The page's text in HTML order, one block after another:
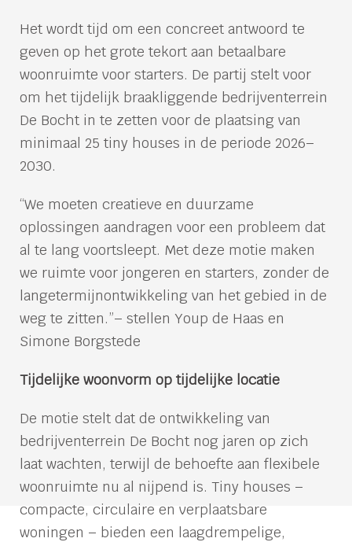
Het wordt tijd om een concreet antwoord te
geven op het grote tekort aan betaalbare
woonruimte voor starters. De partij stelt voor
om het tijdelijk braakliggende bedrijventerrein
De Bocht in te zetten voor de plaatsing van
minimaal 25 tiny houses in de periode 2026–
2030.
“We moeten creatieve en duurzame
oplossingen aandragen voor een probleem dat
al te lang voortsleept. Met deze motie maken
we ruimte voor jongeren en starters, zonder de
langetermijnontwikkeling van het gebied in de
weg te zitten.”– stellen Youp de Haas en
Simone Borgstede
Tijdelijke woonvorm op tijdelijke locatie
De motie stelt dat de ontwikkeling van
bedrijventerrein De Bocht nog jaren op zich
laat wachten, terwijl de behoefte aan flexibele
woonruimte nu al nijpend is. Tiny houses –
compacte, circulaire en verplaatsbare
woningen – bieden een laagdrempelige,